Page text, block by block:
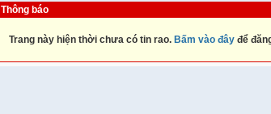
Thông báo
Trang này hiện thời chưa có tin rao. Bấm vào đây để